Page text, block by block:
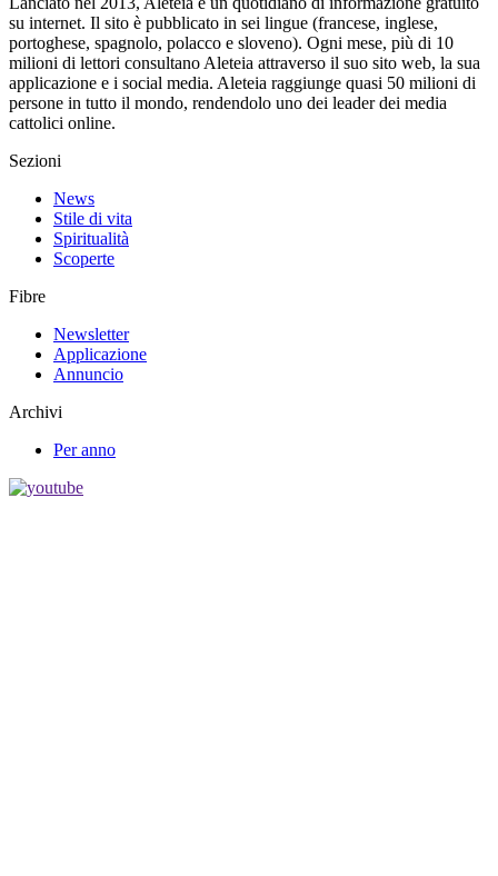
su internet. Il sito è pubblicato in sei lingue (francese, inglese,
portoghese, spagnolo, polacco e sloveno). Ogni mese, più di 10
milioni di lettori consultano Aleteia attraverso il suo sito web, la sua
applicazione e i social media. Aleteia raggiunge quasi 50 milioni di
persone in tutto il mondo, rendendolo uno dei leader dei media
cattolici online.
Sezioni
News
Stile di vita
Spiritualità
Scoperte
Fibre
Newsletter
Applicazione
Annuncio
Archivi
Per anno